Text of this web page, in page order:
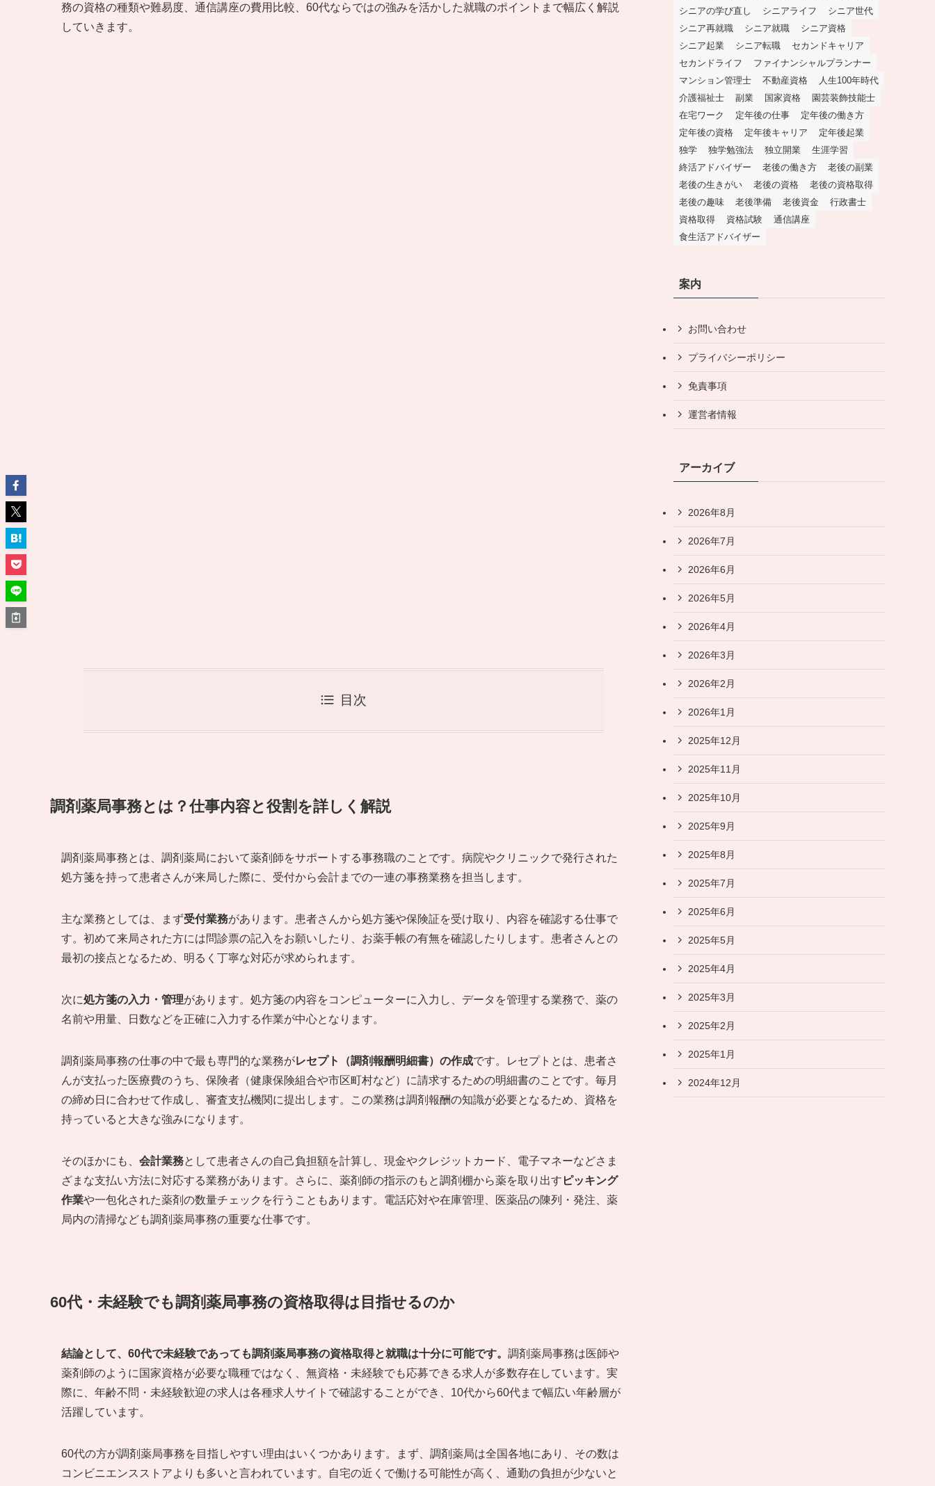
務の資格の種類や難易度、通信講座の費用比較、60代ならではの強みを活かした就職のポイントまで幅広く解説
していきます。
目次
調剤薬局事務とは？仕事内容と役割を詳しく解説
調剤薬局事務とは、調剤薬局において薬剤師をサポートする事務職のことです。病院やクリニックで発行された
処方箋を持って患者さんが来局した際に、受付から会計までの一連の事務業務を担当します。
主な業務としては、まず受付業務があります。患者さんから処方箋や保険証を受け取り、内容を確認する仕事で
す。初めて来局された方には問診票の記入をお願いしたり、お薬手帳の有無を確認したりします。患者さんとの
最初の接点となるため、明るく丁寧な対応が求められます。
次に処方箋の入力・管理があります。処方箋の内容をコンピューターに入力し、データを管理する業務で、薬の
名前や用量、日数などを正確に入力する作業が中心となります。
調剤薬局事務の仕事の中で最も専門的な業務がレセプト（調剤報酬明細書）の作成です。レセプトとは、患者さ
んが支払った医療費のうち、保険者（健康保険組合や市区町村など）に請求するための明細書のことです。毎月
の締め日に合わせて作成し、審査支払機関に提出します。この業務は調剤報酬の知識が必要となるため、資格を
持っていると大きな強みになります。
そのほかにも、 会計業務として患者さんの自己負担額を計算し、現金やクレジットカード、電子マネーなどさま
ざまな支払い方法に対応する業務があります。さらに、薬剤師の指示のもと調剤棚から薬を取り出す ピッキング
作業や一包化された薬剤の数量チェックを行うこともあります。電話応対や在庫管理、医薬品の陳列・発注、薬
局内の清掃なども調剤薬局事務の重要な仕事です。
60代・未経験でも調剤薬局事務の資格取得は目指せるのか
結論として、60代で未経験であっても調剤薬局事務の資格取得と就職は十分に可能です。 調剤薬局事務は医師や
薬剤師のように国家資格が必要な職種ではなく、無資格・未経験でも応募できる求人が多数存在しています。実
際に、年齢不問・未経験歓迎の求人は各種求人サイトで確認することができ、10代から60代まで幅広い年齢層が
活躍しています。
60代の方が調剤薬局事務を目指しやすい理由はいくつかあります。まず、調剤薬局は全国各地にあり、その数は
コンビニエンスストアよりも多いと言われています。自宅の近くで働ける可能性が高く、通勤の負担が少ないと
シニアの学び直し
シニアライフ
シニア世代
シニア再就職
シニア就職
シニア資格
シニア起業
シニア転職
セカンドキャリア
セカンドライフ
ファイナンシャルプランナー
マンション管理士
不動産資格
人生100年時代
介護福祉士
副業 国家資格
園芸装飾技能士
在宅ワーク
定年後の仕事
定年後の働き方
定年後の資格
定年後キャリア
定年後起業
独学
独学勉強法 独立開業
生涯学習
終活アドバイザー
老後の働き方
老後の副業
老後の生きがい
老後の資格
老後の資格取得
老後の趣味
老後準備 老後資金
行政書士
資格取得
資格試験
通信講座
食生活アドバイザー
案内
お問い合わせ
プライバシーポリシー
免責事項
運営者情報
アーカイブ
2026年8月
2026年7月
2026年6月
2026年5月
2026年4月
2026年3月
2026年2月
2026年1月
2025年12月
2025年11月
2025年10月
2025年9月
2025年8月
2025年7月
2025年6月
2025年5月
2025年4月
2025年3月
2025年2月
2025年1月
2024年12月